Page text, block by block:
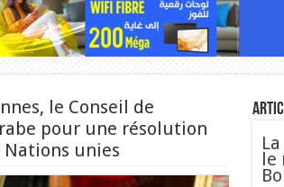
le Conseil de
pour une résolution
Nations unies
le